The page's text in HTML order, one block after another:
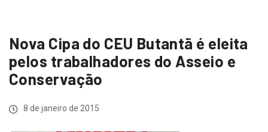
Nova Cipa do CEU Butantã é eleita
pelos trabalhadores do Asseio e
Conservação
8 de janeiro de 2015